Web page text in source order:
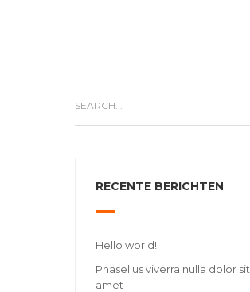
RECENTE BERICHTEN
Hello world!
Phasellus viverra nulla dolor sit
amet